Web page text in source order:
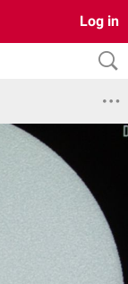
Log in